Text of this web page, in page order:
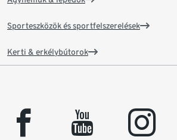
Sporteszközök és sportfelszerelések
Kerti & erkélybútorok
facebook youtube instagram